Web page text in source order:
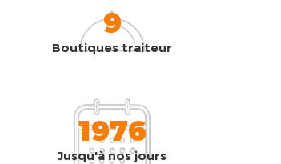
9
Boutiques traiteur
1976
Jusqu'à nos jours